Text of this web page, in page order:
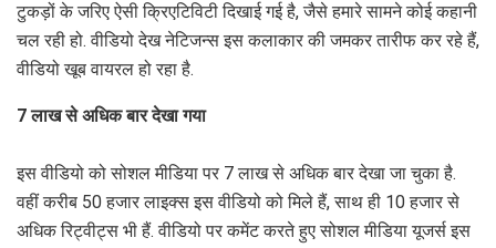
टुकड़ों के जरिए ऐसी क्रिएटिविटी दिखाई गई है, जैसे हमारे सामने कोई कहानी
चल रही हो. वीडियो देख नेटिजन्स इस कलाकार की जमकर तारीफ कर रहे हैं,
वीडियो खूब वायरल हो रहा है.
7 लाख से अधिक बार देखा गया
इस वीडियो को सोशल मीडिया पर 7 लाख से अधिक बार देखा जा चुका है.
वहीं करीब 50 हजार लाइक्स इस वीडियो को मिले हैं, साथ ही 10 हजार से
अधिक रिट्वीट्स भी हैं. वीडियो पर कमेंट करते हुए सोशल मीडिया यूजर्स इस